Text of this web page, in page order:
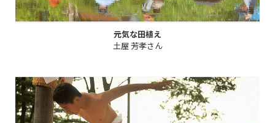
元気な田植え
土屋 芳孝さん